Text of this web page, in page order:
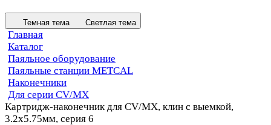
Темная тема Светлая тема
Главная
Каталог
Паяльное оборудование
Паяльные станции METCAL
Наконечники
Для серии CV/MX
Картридж-наконечник для СV/MX, клин с выемкой,
3.2х5.75мм, серия 6